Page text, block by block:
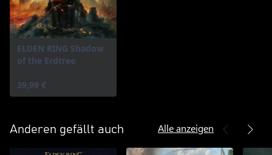
ELDEN RING Shadow
of the Erdtree
39,99 €
Anderen gefällt auch Alle anzeigen